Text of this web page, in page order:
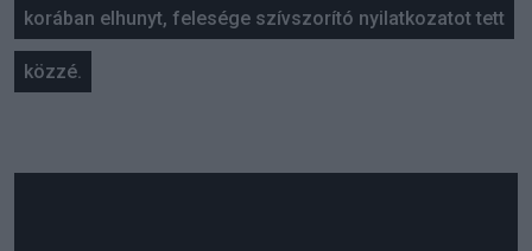
korában elhunyt, felesége szívszorító nyilatkozatot tett
közzé.